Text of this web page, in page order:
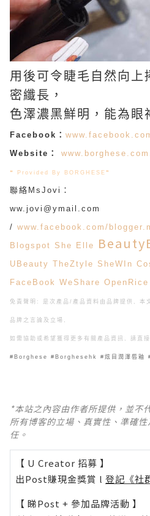
用後可令睫毛自然向上
密纖長，
色澤濃黑鮮明，能為眼
Facebook：
Website：
❝ Provided By BORGHESE ❞
聯絡MsJovi：
ww.jovi@ymail.com
/ www.facebook.com/
Blogspot She Elle
UBeauty TheZtyle SheWIn
FaceBook WeShare OpenRice
免責聲明: 是次產品/產品資料由品牌提供, 本
品牌之言論及立場,
如需協助或希望獲得更多有關產品資訊, 請直
#Borghese #Borghesehk #炫目潤澤唇釉 #
*本站之內容由作者所提供，並不
所有博客的立場、真實性、準確
任。
【 U Creator 招募 】
出Post賺現金獎賞 l 登記《社
【 睇Post + 參加品牌活動 】